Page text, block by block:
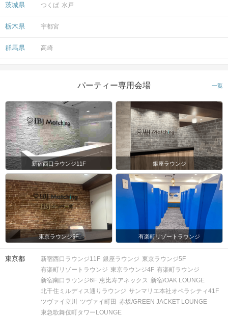
茨城県 つくば 水戸
栃木県 宇都宮
群馬県 高崎
パーティー専用会場 一覧
新宿西口ラウンジ11F 銀座ラウンジ
東京ラウンジ5F 有楽町リゾートラウンジ
東京都 新宿西口ラウンジ11F 銀座ラウンジ 東京ラウンジ5F
有楽町リゾートラウンジ 東京ラウンジ4F 有楽町ラウンジ
新宿南口ラウンジ6F 恵比寿アネックス 新宿/OAK LOUNGE
北千住ミルディス通りラウンジ サンマリエ本社オペラシティ41F
ツヴァイ立川
ツヴァイ町田 赤坂/GREEN JACKET LOUNGE
東急歌舞伎町タワーLOUNGE